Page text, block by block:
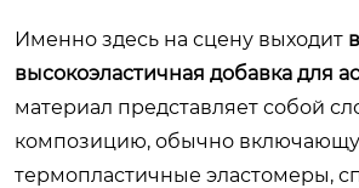
Именно здесь на сцену выходит
высокоэластичная добавка для
материал представляет собой
композицию, обычно
термопластичные эластомеры,